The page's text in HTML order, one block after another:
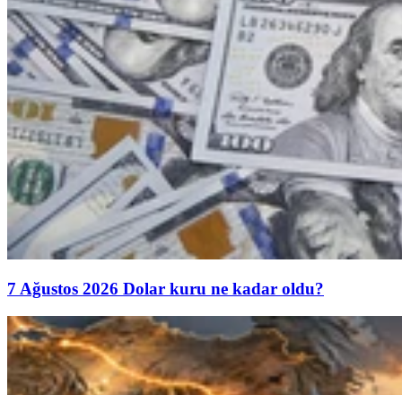
7 Ağustos 2026 Dolar kuru ne kadar oldu?